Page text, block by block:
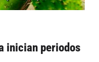
inician periodos